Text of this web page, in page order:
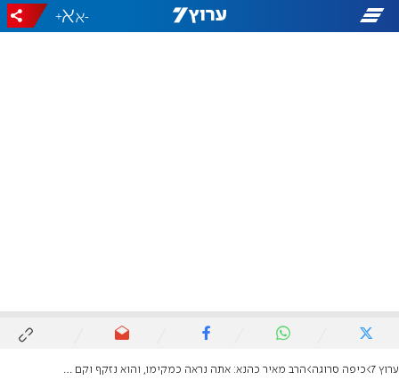
-
+
ערוץ 7 כיפה סרוגה הרב מאיר כהנא: אתה נראה כמקימו, והוא נזקף וקם מאליו